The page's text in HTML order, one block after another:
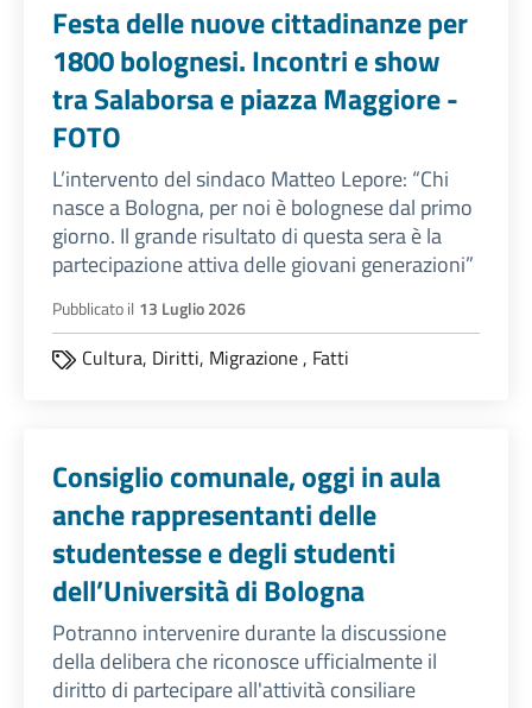
Festa delle nuove cittadinanze per
1800 bolognesi. Incontri e show
tra Salaborsa e piazza Maggiore -
FOTO
L’intervento del sindaco Matteo Lepore: “Chi
nasce a Bologna, per noi è bolognese dal primo
giorno. Il grande risultato di questa sera è la
partecipazione attiva delle giovani generazioni”
Pubblicato il 13 Luglio 2026
Cultura, Diritti, Migrazione, Fatti
Consiglio comunale, oggi in aula
anche rappresentanti delle
studentesse e degli studenti
dell’Università di Bologna
Potranno intervenire durante la discussione
della delibera che riconosce ufficialmente il
diritto di partecipare all'attività consiliare